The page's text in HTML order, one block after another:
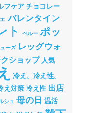
フケア チョコレー
バレンタイン
ト ペルー ポッ
ーズ レッグウォ
クショップ 人気
冷え、冷え性、
え対策 冷え性 出店
シェ 母の日 温活